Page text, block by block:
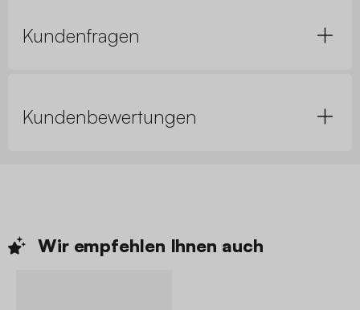
Kundenfragen
Kundenbewertungen
Wir empfehlen Ihnen auch